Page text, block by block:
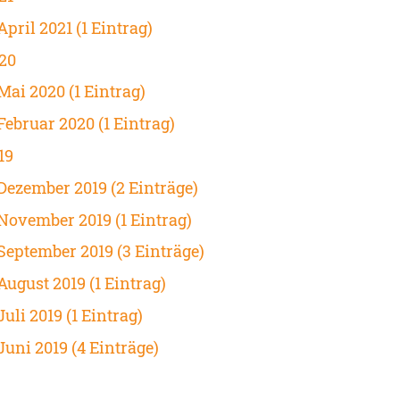
2021 (1 Eintrag)
2020 (1 Eintrag)
2020 (1 Eintrag)
2019 (2 Einträge)
2019 (1 Eintrag)
2019 (3 Einträge)
2019 (1 Eintrag)
2019 (1 Eintrag)
2019 (4 Einträge)